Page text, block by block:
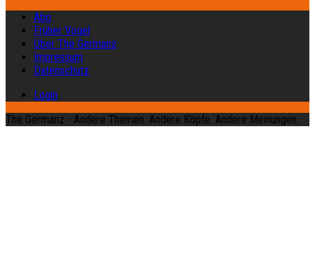
Abo
Früher Vogel
Über The Germanz
Impressum
Datenschutz
Login
The Germanz - Andere Themen. Andere Köpfe. Andere Meinungen.